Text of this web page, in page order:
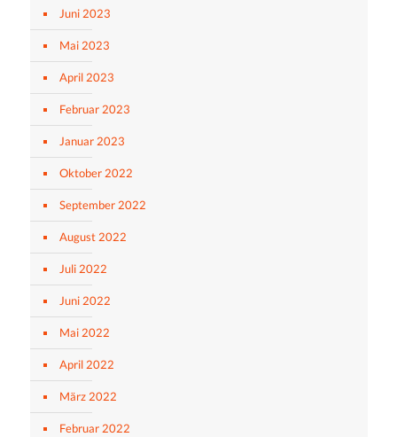
Juni 2023
Mai 2023
April 2023
Februar 2023
Januar 2023
Oktober 2022
September 2022
August 2022
Juli 2022
Juni 2022
Mai 2022
April 2022
März 2022
Februar 2022